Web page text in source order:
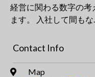
経営に関わる数字の
ます。 入社して間も
Contact Info
Map